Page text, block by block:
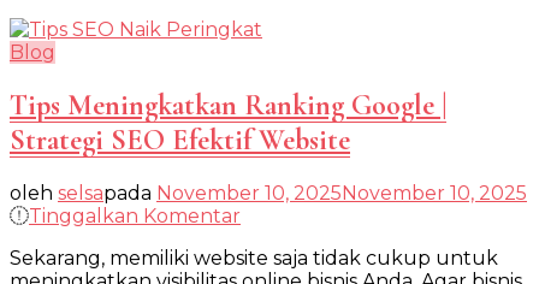
Blog
Tips Meningkatkan Ranking Google |
Strategi SEO Efektif Website
oleh selsapada November 10, 2025November 10, 2025
Tinggalkan Komentar
Meningkatkan
Sekarang, memiliki website saja tidak cukup untuk